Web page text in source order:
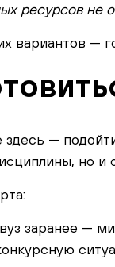
ресурсов не
вариантов —
—
но и
заранее —